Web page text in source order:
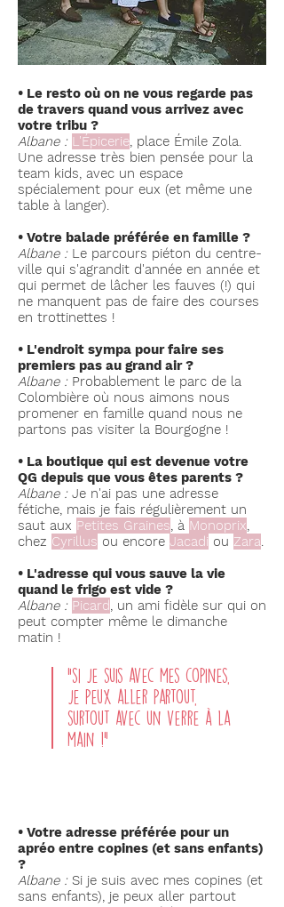
• Le resto où on ne vous regarde pas
de travers quand vous arrivez avec
votre tribu ?
Albane : L'Épicerie, place Émile Zola.
Une adresse très bien pensée pour la
team kids, avec un espace
spécialement pour eux (et même une
table à langer).
• Votre balade préférée en famille ?
Albane: Le parcours piéton du centre-
ville qui s'agrandit d'année en année et
qui permet de lâcher les fauves (!) qui
ne manquent pas de faire des courses
en trottinettes !
• L'endroit sympa pour faire ses
premiers pas au grand air ?
Albane : Probablement le parc de la
Colombière où nous aimons nous
promener en famille quand nous ne
partons pas visiter la Bourgogne !
• La boutique qui est devenue votre
QG depuis que vous êtes parents ?
Albane: Je n'ai pas une adresse
fétiche, mais je fais régulièrement un
saut aux Petites Graines, à Monoprix,
chez Cyrillus ou encore Jacadi ou Zara.
• L'adresse qui vous sauve la vie
quand le frigo est vide ?
Albane: Picard, un ami fidèle sur qui on
peut compter même le dimanche
matin !
“si je suis avec mes copines,
je peux aller partout,
surtout avec un verre à la
main !”
• Votre adresse préférée pour un
apréo entre copines (et sans enfants)
?
Albane : Si je suis avec mes copines (et
sans enfants), je peux aller partout